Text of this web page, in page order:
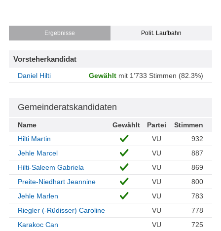
Ergebnisse Polit. Laufbahn
Vorsteherkandidat
Daniel Hilti Gewählt mit 1’733 Stimmen (82.3%)
Gemeinderatskandidaten
Name Gewählt Partei
Stimmen
Hilti Martin
VU
932
Jehle Marcel
VU
887
Hilti-Saleem Gabriela
VU
869
Preite-Niedhart Jeannine
VU
800
Jehle Marlen
VU
783
Riegler (-Rüdisser) Caroline
VU
778
Karakoc Can
VU 725